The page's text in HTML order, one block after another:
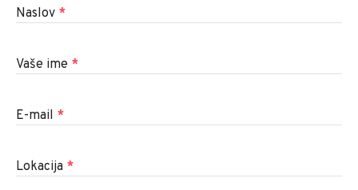
Naslov *
Vaše ime *
E-mail *
Lokacija *